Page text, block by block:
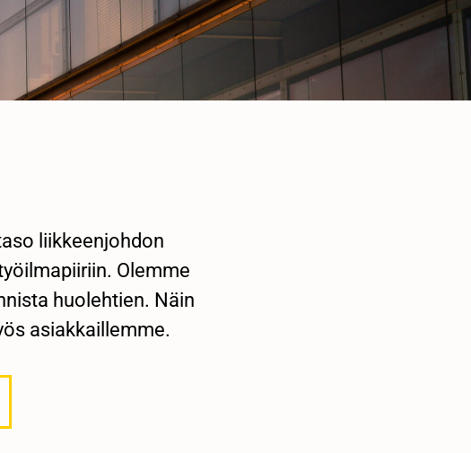
liikkeenjohdon
Olemme
huolehtien. Näin
asiakkaillemme.